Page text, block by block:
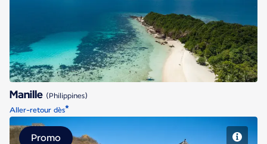
Manille
Manille (Philippines)
Aller-retour dès*
Promo